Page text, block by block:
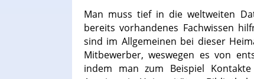
Man muss tief in die weltweiten
bereits vorhandenes Fachwissen
sind im Allgemeinen bei dieser
Mitbewerber, weswegen es von
indem man zum Beispiel